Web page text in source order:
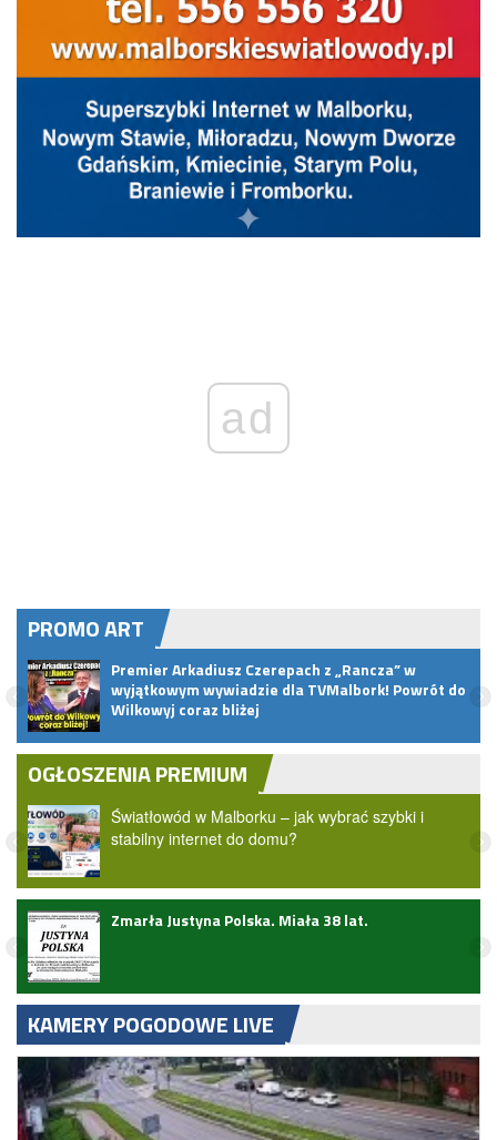
ad
PROMO ART
Premier Arkadiusz Czerepach z „Rancza” w
wyjątkowym wywiadzie dla TVMalbork! Powrót do
Wilkowyj coraz bliżej
OGŁOSZENIA PREMIUM
Światłowód w Malborku – jak wybrać szybki i
stabilny internet do domu?
Zmarła Justyna Polska. Miała 38 lat.
KAMERY POGODOWE LIVE